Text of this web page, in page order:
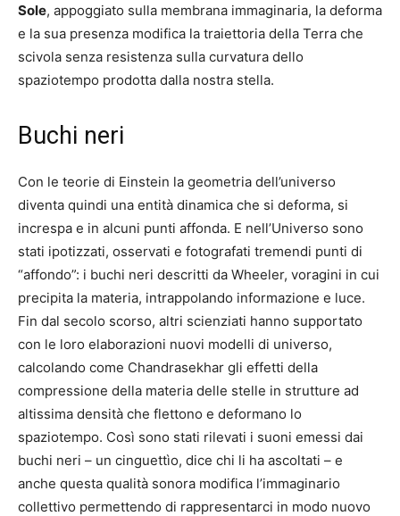
Sole, appoggiato sulla membrana immaginaria, la deforma
e la sua presenza modifica la traiettoria della Terra che
scivola senza resistenza sulla curvatura dello
spaziotempo prodotta dalla nostra stella.
Buchi neri
Con le teorie di Einstein la geometria dell’universo
diventa quindi una entità dinamica che si deforma, si
increspa e in alcuni punti affonda. E nell’Universo sono
stati ipotizzati, osservati e fotografati tremendi punti di
“affondo”: i buchi neri descritti da Wheeler, voragini in cui
precipita la materia, intrappolando informazione e luce.
Fin dal secolo scorso, altri scienziati hanno supportato
con le loro elaborazioni nuovi modelli di universo,
calcolando come Chandrasekhar gli effetti della
compressione della materia delle stelle in strutture ad
altissima densità che flettono e deformano lo
spaziotempo. Così sono stati rilevati i suoni emessi dai
buchi neri – un cinguettìo, dice chi li ha ascoltati – e
anche questa qualità sonora modifica l’immaginario
collettivo permettendo di rappresentarci in modo nuovo